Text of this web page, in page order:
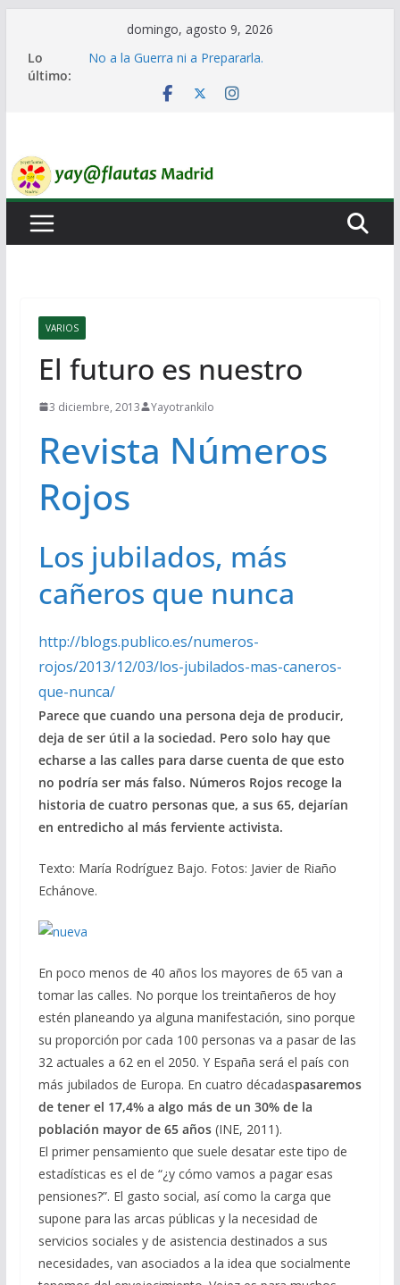
contenido
domingo, agosto 9, 2026
Lo
último:
No a la Guerra ni a Prepararla.
Ni un Euro para el Rearme. Ni un Voto para la
VARIOS
El futuro es nuestro
3 diciembre, 2013 Yayotrankilo
Revista Números
Rojos
Los jubilados, más
cañeros que nunca
http://blogs.publico.es/numeros-
rojos/2013/12/03/los-jubilados-mas-caneros-
que-nunca/
Parece que cuando una persona deja de producir,
deja de ser útil a la sociedad. Pero solo hay que
echarse a las calles para darse cuenta de que esto
no podría ser más falso. Números Rojos recoge la
historia de cuatro personas que, a sus 65, dejarían
en entredicho al más ferviente activista.
Texto: María Rodríguez Bajo. Fotos: Javier de Riaño
Echánove.
En poco menos de 40 años los mayores de 65 van a
tomar las calles. No porque los treintañeros de hoy
estén planeando ya alguna manifestación, sino porque
su proporción por cada 100 personas va a pasar de las
32 actuales a 62 en el 2050. Y España será el país con
más jubilados de Europa. En cuatro décadaspasaremos
de tener el 17,4% a algo más de un 30% de la
población mayor de 65 años(INE, 2011).
El primer pensamiento que suele desatar este tipo de
estadísticas es el de “¿y cómo vamos a pagar esas
pensiones?”. El gasto social, así como la carga que
supone para las arcas públicas y la necesidad de
servicios sociales y de asistencia destinados a sus
necesidades, van asociados a la idea que socialmente